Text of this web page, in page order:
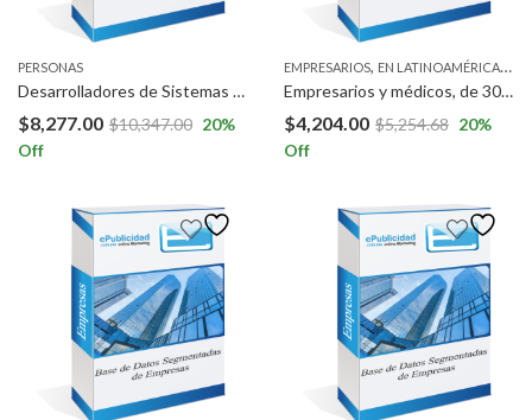
PERSONAS
Desarrolladores de Sistemas e Ingenieros en desarrollo de sistemas a Nivel Nacional.
$8,277.00 $10,347.00 20%
Off
EMPRESARIOS, EN LATINOAMÉRICA,
Empresarios y médicos, de 30 a 60 años de edad, económicamente activas de un Nivel Socioeconómico Medio y alto.
$4,204.00 $5,254.68 20%
Off